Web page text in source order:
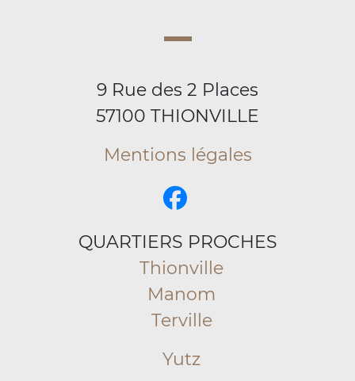
9 Rue des 2 Places
57100 THIONVILLE
Mentions légales
QUARTIERS PROCHES
Thionville
Manom
Terville
Yutz